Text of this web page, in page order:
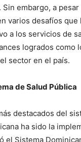
embargo, a pesar
varios desafíos que
a los servicios de
logrados como
sector en el país.
de Salud Pública
destacados del
ha sido la
el Sistema